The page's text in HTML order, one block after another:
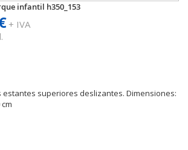
infantil h350_153
+ IVA
estantes superiores deslizantes. Dimensiones: